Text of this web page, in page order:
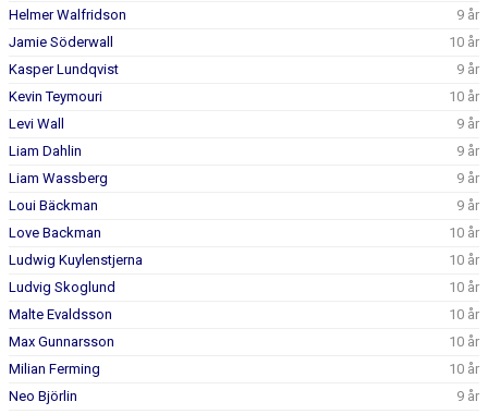
Helmer Walfridson
9 år
Jamie Söderwall
10 år
Kasper Lundqvist
9 år
Kevin Teymouri
10 år
Levi Wall
9 år
Liam Dahlin
9 år
Liam Wassberg
9 år
Loui Bäckman
9 år
Love Backman
10 år
Ludwig Kuylenstjerna
10 år
Ludvig Skoglund
10 år
Malte Evaldsson
10 år
Max Gunnarsson
10 år
Milian Ferming
10 år
Neo Björlin
9 år